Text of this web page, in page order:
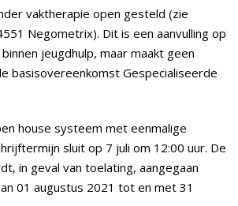
vaktherapie open gesteld (zie
Negometrix). Dit is een aanvulling op
jeugdhulp, maar maakt geen
basisovereenkomst Gespecialiseerde
house systeem met eenmalige
sluit op 7 juli om 12:00 uur. De
in geval van toelating, aangegaan
01 augustus 2021 tot en met 31